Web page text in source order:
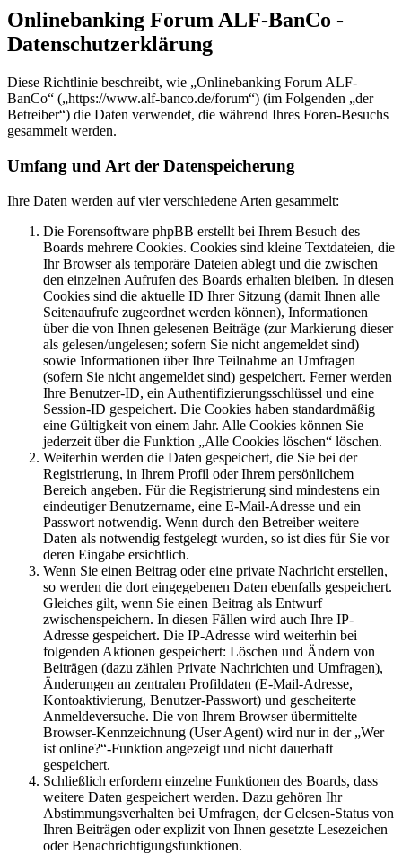
Onlinebanking Forum ALF-BanCo -
Datenschutzerklärung
Diese Richtlinie beschreibt, wie „Onlinebanking Forum ALF-
BanCo“ („https://www.alf-banco.de/forum“) (im Folgenden „der
Betreiber“) die Daten verwendet, die während Ihres Foren-Besuchs
gesammelt werden.
Umfang und Art der Datenspeicherung
Ihre Daten werden auf vier verschiedene Arten gesammelt:
Die Forensoftware phpBB erstellt bei Ihrem Besuch des
Boards mehrere Cookies. Cookies sind kleine Textdateien, die
Ihr Browser als temporäre Dateien ablegt und die zwischen
den einzelnen Aufrufen des Boards erhalten bleiben. In diesen
Cookies sind die aktuelle ID Ihrer Sitzung (damit Ihnen alle
Seitenaufrufe zugeordnet werden können), Informationen
über die von Ihnen gelesenen Beiträge (zur Markierung dieser
als gelesen/ungelesen; sofern Sie nicht angemeldet sind)
sowie Informationen über Ihre Teilnahme an Umfragen
(sofern Sie nicht angemeldet sind) gespeichert. Ferner werden
Ihre Benutzer-ID, ein Authentifizierungsschlüssel und eine
Session-ID gespeichert. Die Cookies haben standardmäßig
eine Gültigkeit von einem Jahr. Alle Cookies können Sie
jederzeit über die Funktion „Alle Cookies löschen“ löschen.
Weiterhin werden die Daten gespeichert, die Sie bei der
Registrierung, in Ihrem Profil oder Ihrem persönlichem
Bereich angeben. Für die Registrierung sind mindestens ein
eindeutiger Benutzername, eine E-Mail-Adresse und ein
Passwort notwendig. Wenn durch den Betreiber weitere
Daten als notwendig festgelegt wurden, so ist dies für Sie vor
deren Eingabe ersichtlich.
Wenn Sie einen Beitrag oder eine private Nachricht erstellen,
so werden die dort eingegebenen Daten ebenfalls gespeichert.
Gleiches gilt, wenn Sie einen Beitrag als Entwurf
zwischenspeichern. In diesen Fällen wird auch Ihre IP-
Adresse gespeichert. Die IP-Adresse wird weiterhin bei
folgenden Aktionen gespeichert: Löschen und Ändern von
Beiträgen (dazu zählen Private Nachrichten und Umfragen),
Änderungen an zentralen Profildaten (E-Mail-Adresse,
Kontoaktivierung, Benutzer-Passwort) und gescheiterte
Anmeldeversuche. Die von Ihrem Browser übermittelte
Browser-Kennzeichnung (User Agent) wird nur in der „Wer
ist online?“-Funktion angezeigt und nicht dauerhaft
gespeichert.
Schließlich erfordern einzelne Funktionen des Boards, dass
weitere Daten gespeichert werden. Dazu gehören Ihr
Abstimmungsverhalten bei Umfragen, der Gelesen-Status von
Ihren Beiträgen oder explizit von Ihnen gesetzte Lesezeichen
oder Benachrichtigungsfunktionen.